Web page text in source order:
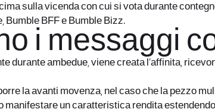
sulla vicenda con cui si vota durante
BFF e Bumble Bizz.
i messaggi
durante ambedue, viene creata l’affinita,
la avanti movenza, nel caso che la pezzo
un caratteristica rendita